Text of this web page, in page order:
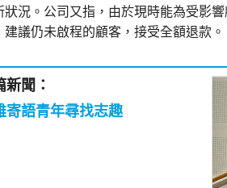
狀況。公司又指，由於現時能為受影
建議仍未啟程的顧客，接受全額退款。
新聞：
寄語青年尋找志趣